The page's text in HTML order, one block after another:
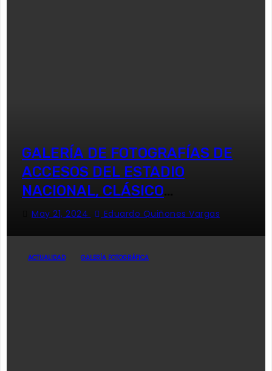
GALERÍA DE FOTOGRAFÍAS DE
ACCESOS DEL ESTADIO
NACIONAL, CLÁSICO
UNIVERSITARIO
May 21, 2024 Eduardo Quiñones Vargas
ACTUALIDAD GALERÍA FOTOGRÁFICA